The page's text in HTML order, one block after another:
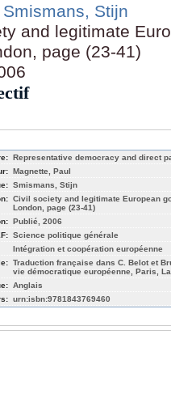
Smismans, Stijn
and legitimate
page (23-41)
Representative democracy and direct
Magnette, Paul
Smismans, Stijn
Civil society and legitimate European
London, page (23-41)
Publié, 2006
Science politique générale
Intégration et coopération européenne
Traduction française dans C. Belot et
vie démocratique européenne, Paris,
Anglais
urn:isbn:9781843769460